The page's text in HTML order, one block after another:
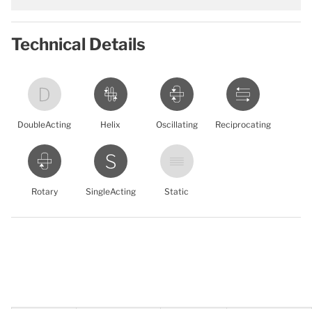
Technical Details
DoubleActing Helix Oscillating Reciprocating
Rotary SingleActing Static